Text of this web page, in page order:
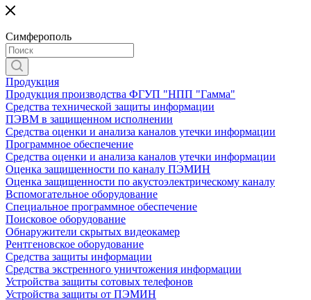
Симферополь
Продукция
Продукция производства ФГУП "НПП "Гамма"
Средства технической защиты информации
ПЭВМ в защищенном исполнении
Средства оценки и анализа каналов утечки информации
Программное обеспечение
Средства оценки и анализа каналов утечки информации
Оценка защищенности по каналу ПЭМИН
Оценка защищенности по акустоэлектрическому каналу
Вспомогательное оборудование
Специальное программное обеспечение
Поисковое оборудование
Обнаружители скрытых видеокамер
Рентгеновское оборудование
Средства защиты информации
Средства экстренного уничтожения информации
Устройства защиты сотовых телефонов
Устройства защиты от ПЭМИН